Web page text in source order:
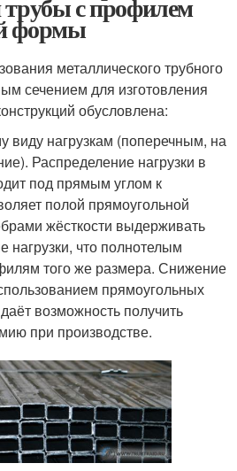
трубы с профилем
формы
металлического трубного
сечением для изготовления
обусловлена:
виду нагрузкам (поперечным, на
Распределение нагрузки в
под прямым углом к
полой прямоугольной
жёсткости выдерживать
нагрузки, что полнотелым
того же размера. Снижение
прямоугольных
возможность получить
при производстве.